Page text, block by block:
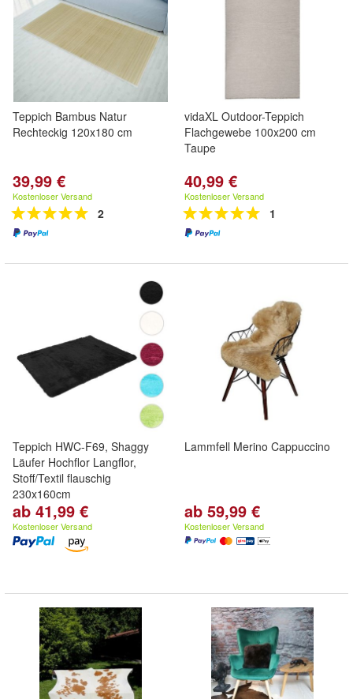
Teppich Bambus Natur
Rechteckig 120x180 cm
39,99 €
Kostenloser Versand
2
vidaXL Outdoor-Teppich
Flachgewebe 100x200 cm
Taupe
40,99 €
Kostenloser Versand
1
Teppich HWC-F69, Shaggy
Läufer Hochflor Langflor,
Stoff/Textil flauschig
230x160cm
ab 41,99 €
Kostenloser Versand
Lammfell Merino Cappuccino
ab 59,99 €
Kostenloser Versand